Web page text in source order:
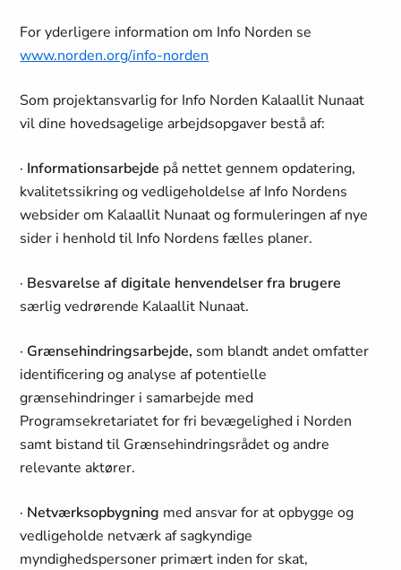
For yderligere information om Info Norden se
www.norden.org/info-norden
Som projektansvarlig for Info Norden Kalaallit Nunaat
vil dine hovedsagelige arbejdsopgaver bestå af:
· Informationsarbejde på nettet gennem opdatering,
kvalitetssikring og vedligeholdelse af Info Nordens
websider om Kalaallit Nunaat og formuleringen af nye
sider i henhold til Info Nordens fælles planer.
· Besvarelse af digitale henvendelser fra brugere
særlig vedrørende Kalaallit Nunaat.
· Grænsehindringsarbejde, som blandt andet omfatter
identificering og analyse af potentielle
grænsehindringer i samarbejde med
Programsekretariatet for fri bevægelighed i Norden
samt bistand til Grænsehindringsrådet og andre
relevante aktører.
· Netværksopbygning med ansvar for at opbygge og
vedligeholde netværk af sagkyndige
myndighedspersoner primært inden for skat,